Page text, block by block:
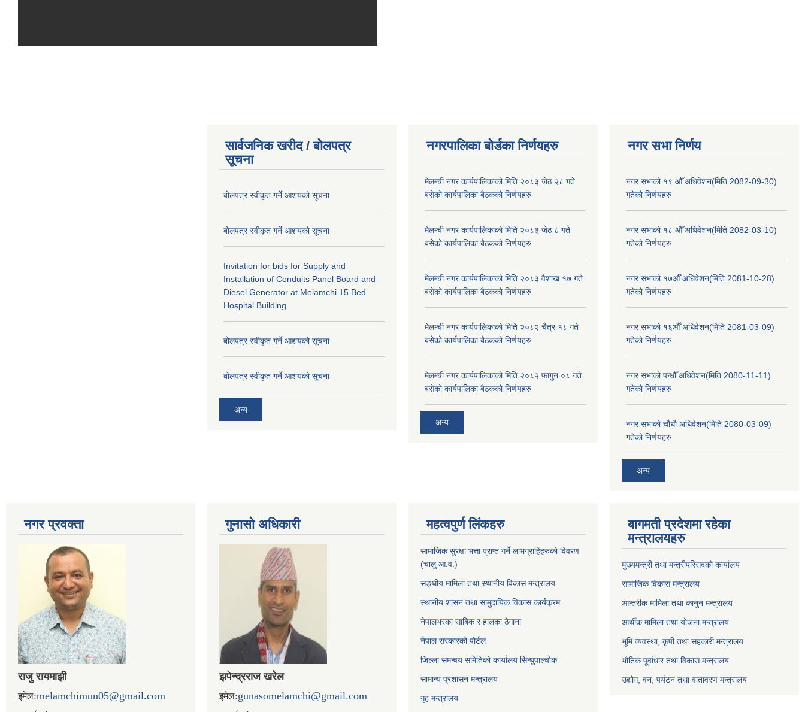
सार्वजनिक खरीद / बोलपत्र
सूचना
बोलपत्र स्वीकृत गर्ने आशयको सूचना
बोलपत्र स्वीकृत गर्ने आशयको सूचना
Invitation for bids for Supply and
Installation of Conduits Panel Board and
Diesel Generator at Melamchi 15 Bed
Hospital Building
बोलपत्र स्वीकृत गर्ने आशयको सूचना
बोलपत्र स्वीकृत गर्ने आशयको सूचना
अन्य
नगरपालिका बोर्डका निर्णयहरु
मेलम्ची नगर कार्यपालिकाको मिति २०८३ जेठ २८ गते
बसेको कार्यपालिका बैठकको निर्णयहरु
मेलम्ची नगर कार्यपालिकाको मिति २०८३ जेठ ८ गते
बसेको कार्यपालिका बैठकको निर्णयहरु
मेलम्ची नगर कार्यपालिकाको मिति २०८३ वैशाख १७ गते
बसेको कार्यपालिका बैठकको निर्णयहरु
मेलम्ची नगर कार्यपालिकाको मिति २०८२ चैत्र १८ गते
बसेको कार्यपालिका बैठकको निर्णयहरु
मेलम्ची नगर कार्यपालिकाको मिति २०८२ फागुन ०८ गते
बसेको कार्यपालिका बैठकको निर्णयहरु
अन्य
नगर सभा निर्णय
नगर सभाको १९ औँ अधिवेशन(मिति 2082-09-30)
गतेको निर्णयहरु
नगर सभाको १८ औँ अधिवेशन(मिति 2082-03-10)
गतेको निर्णयहरु
नगर सभाको १७औँ अधिवेशन(मिति 2081-10-28)
गतेको निर्णयहरु
नगर सभाको १६औँ अधिवेशन(मिति 2081-03-09)
गतेको निर्णयहरु
नगर सभाको पन्धौँ अधिवेशन(मिति 2080-11-11)
गतेको निर्णयहरु
नगर सभाको चौधौ अधिवेशन(मिति 2080-03-09)
गतेको निर्णयहरु
अन्य
नगर प्रव‌क्ता
राजु रायमाझी
इमेल:melamchimun05@gmail.com
गुनासो अधिकारी
झपेन्द्रराज खरेल
इमेल:gunasomelamchi@gmail.com
महत्वपुर्ण लिंकहरु
सामाजिक सुरक्षा भत्ता प्राप्त गर्ने लाभग्राहिहरुको विवरण
(चालु आ.व.)
सङ्घीय मामिला तथा स्थानीय विकास मन्त्रालय
स्थानीय शासन तथा सामुदायिक विकास कार्यक्रम
नेपालभरका साबिक र हालका ठेगाना
नेपाल सरकारको पोर्टल
जिल्ला समन्वय समितिको कार्यालय सिन्धुपाल्चोक
सामान्य प्रशासन मन्त्रालय
गृह मन्त्रालय
बागमती प्रदेशमा रहेका
मन्त्रालयहरु
मुख्यमन्त्री तथा मन्त्रीपरिसदको कार्यालय
सामाजिक विकास मन्त्रालय
आन्तरीक मामिला तथा कानुन मन्त्रालय
आर्थीक मामिला तथा योजना मन्त्रालय
भूमि व्यवस्था, कृषी तथा सहकारी मन्त्रालय
भौतिक पूर्वाधार तथा विकास मन्त्रालय
उद्योग, वन, पर्यटन तथा वातावरण मन्त्रालय